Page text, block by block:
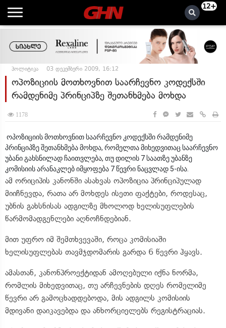
12+
პოლიტიკა 03 დეკემბერი 2009, 16:12
ოპოზიციის მოთხოვნით საარჩევნო კოდექსში
რამდენიმე პრინციპზე შეთანხმება მოხდა
1178
ოპოზიციის მოთხოვნით საარჩევნო კოდექსში რამდენიმე
პრინციპზე შეთანხმება მოხდა, რომელთა მიხედვითაც საარჩევნო
უბანი გახსნილად ჩაითვლება, თუ დილის 7 საათზე უბანზე
კომისიის არანაკლებ იმყოფება 7 წევრი ნაცვლად 5-ისა.
ამ ორიციპის კანონში ასახვას ოპოზიცია პრინციპულად
მიიჩნევდა, რათა არ მოხდეს ისეთი ფაქტები, როდესაც,
უბნის გახსნისას ადგილზე მხოლოდ ხელისუფლების
წარმომადგენლები აღნოჩნდებიან.
მით უფრო იმ შემთხვევაში, როცა კომისიაში
ხელისუფლებას თავმჯდომარის გარდა 6 წევრი ჰყავს.
ამასთან, კანონპროექტიდან ამოღებული იქნა ნორმა,
რომლის მიხედვითაც, თუ არჩევნების დღეს რომელიმე
წევრი არ გამოცხადდებოდა, მის ადგილს კომისიის
მდივანი დაიკავებდა და ანხორციელებს რეგისტრაციას.